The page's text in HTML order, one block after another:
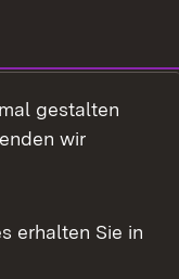
gestalten
wir
erhalten Sie in